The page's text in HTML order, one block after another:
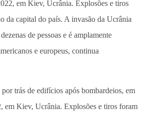
trás de edifícios após bombardeios, em
em Kiev, Ucrânia. Explosões e tiros foram